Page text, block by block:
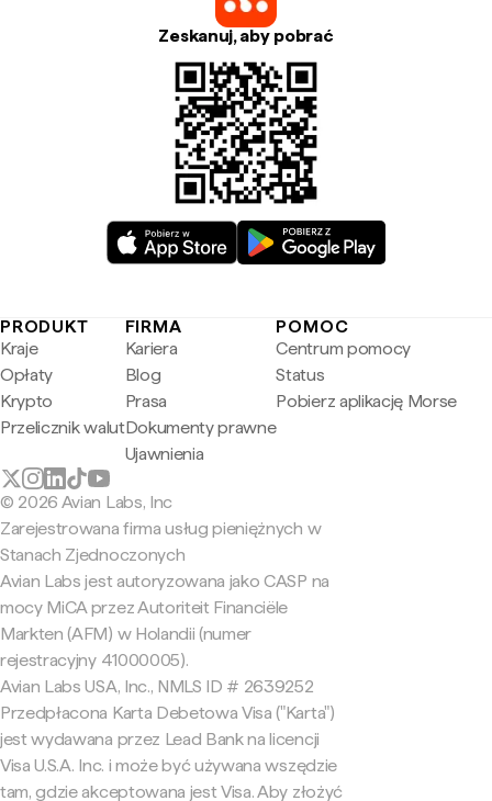
Zeskanuj, aby pobrać
PRODUKT
Kraje
Opłaty
Krypto
Przelicznik walut
FIRMA
Kariera
Blog
Prasa
Dokumenty prawne
Ujawnienia
POMOC
Centrum pomocy
Status
Pobierz aplikację Morse
© 2026 Avian Labs, Inc
Zarejestrowana firma usług pieniężnych w
Stanach Zjednoczonych
Avian Labs jest autoryzowana jako CASP na
mocy MiCA przez Autoriteit Financiële
Markten (AFM) w Holandii (numer
rejestracyjny 41000005).
Avian Labs USA, Inc., NMLS ID # 2639252
Przedpłacona Karta Debetowa Visa ("Karta")
jest wydawana przez Lead Bank na licencji
Visa U.S.A. Inc. i może być używana wszędzie
tam, gdzie akceptowana jest Visa. Aby złożyć